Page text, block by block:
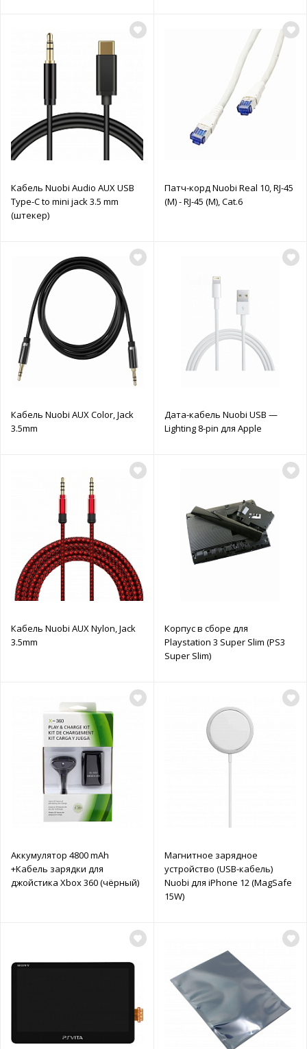
Кабель Nuobi Audio AUX USB
Type-C to mini jack 3.5 mm
(штекер)
Патч-корд Nuobi Real 10, RJ-45
(M) - RJ-45 (M), Cat.6
Кабель Nuobi AUX Color, Jack
3.5mm
Дата-кабель Nuobi USB —
Lighting 8-pin для Apple
Кабель Nuobi AUX Nylon, Jack
3.5mm
Корпус в сборе для
Playstation 3 Super Slim (PS3
Super Slim)
Аккумулятор 4800 mAh
+Кабель зарядки для
джойстика Xbox 360 (чёрный)
Магнитное зарядное
устройство (USB-кабель)
Nuobi для iPhone 12 (MagSafe
15W)